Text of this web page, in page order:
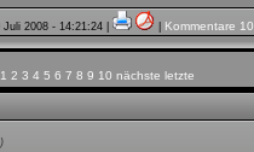
Juli 2008 - 14:21:24 Kommentare 10
1 2 3 4 5 6 7 8 9 10 nächste letzte